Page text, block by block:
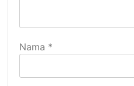
Nama *